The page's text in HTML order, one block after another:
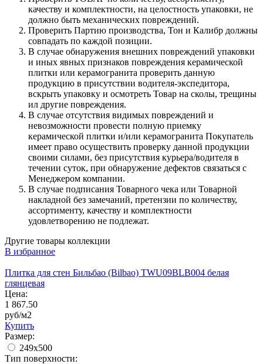
качеству и комплектности, на целостность упаковки, не
должно быть механических повреждений.
Проверить Партию производства, Тон и Калибр должны
совпадать по каждой позиции.
В случае обнаружения внешних повреждений упаковки
и иных явных признаков повреждения керамической
плитки или керамогранита проверить данную
продукцию в присутствии водителя-экспедитора,
вскрыть упаковку и осмотреть Товар на сколы, трещины
ил другие повреждения.
В случае отсутствия видимых повреждений и
невозможности провести полную приемку
керамической плитки и/или керамогранита Покупатель
имеет право осуществить проверку данной продукции
своими силами, без присутствия курьера/водителя в
течении суток, при обнаружение дефектов связаться с
Менеджером компании.
В случае подписания Товарного чека или Товарной
накладной без замечаний, претензии по количеству,
ассортименту, качеству и комплектности
удовлетворению не подлежат.
Другие товары коллекции
В избранное
Плитка для стен Бильбао (Bilbao) TWU09BLB004 белая
глянцевая
Цена:
1 867.50
руб/м2
Купить
Размер:
249x500
Тип поверхности: